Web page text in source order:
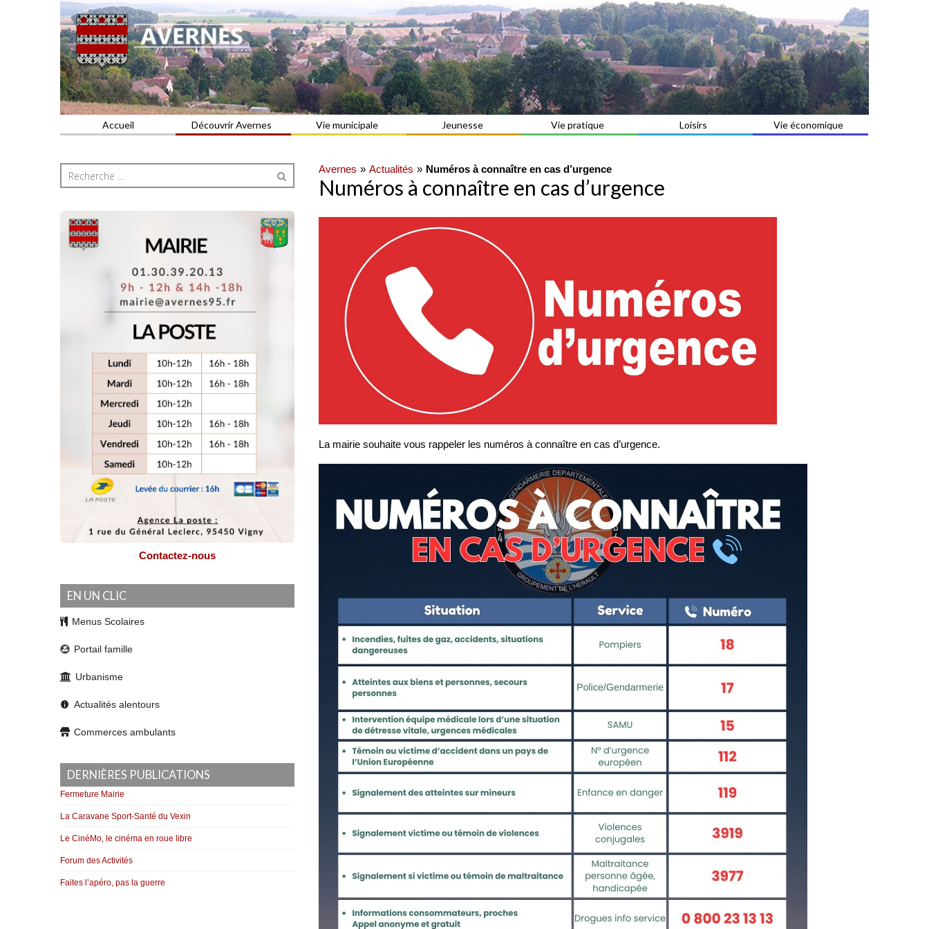
AVERNES
Commune du Val d'Oise
Accueil Découvrir Avernes Vie municipale Jeunesse Vie pratique Loisirs Vie économique
Avernes Actualités Numéros à connaître en cas d’urgence
Numéros à connaître en cas d’urgence
La mairie souhaite vous rappeler les numéros à connaître en cas d’urgence.
Contactez-nous
EN UN CLIC
Menus Scolaires
Portail famille
Urbanisme
Actualités alentours
Commerces ambulants
DERNIÈRES PUBLICATIONS
Fermeture Mairie
La Caravane Sport-Santé du Vexin
Le CinéMo, le cinéma en roue libre
Forum des Activités
Faites l’apéro, pas la guerre